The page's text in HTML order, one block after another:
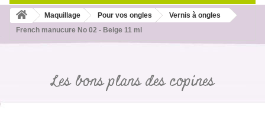
Maquillage Pour vos ongles
Vernis à ongles
French manucure No 02 - Beige 11 ml
Les bons plans des copines